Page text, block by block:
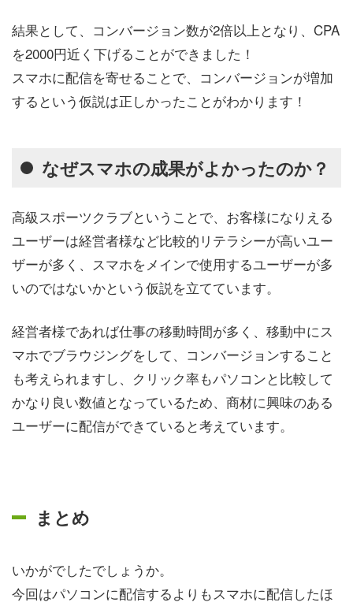
結果として、コンバージョン数が2倍以上となり、CPA
を2000円近く下げることができました！
スマホに配信を寄せることで、コンバージョンが増加
するという仮説は正しかったことがわかります！
なぜスマホの成果がよかったのか？
高級スポーツクラブということで、お客様になりえる
ユーザーは経営者様など比較的リテラシーが高いユー
ザーが多く、スマホをメインで使用するユーザーが多
いのではないかという仮説を立てています。
経営者様であれば仕事の移動時間が多く、移動中にス
マホでブラウジングをして、コンバージョンすること
も考えられますし、クリック率もパソコンと比較して
かなり良い数値となっているため、商材に興味のある
ユーザーに配信ができていると考えています。
まとめ
いかがでしたでしょうか。
今回はパソコンに配信するよりもスマホに配信したほ